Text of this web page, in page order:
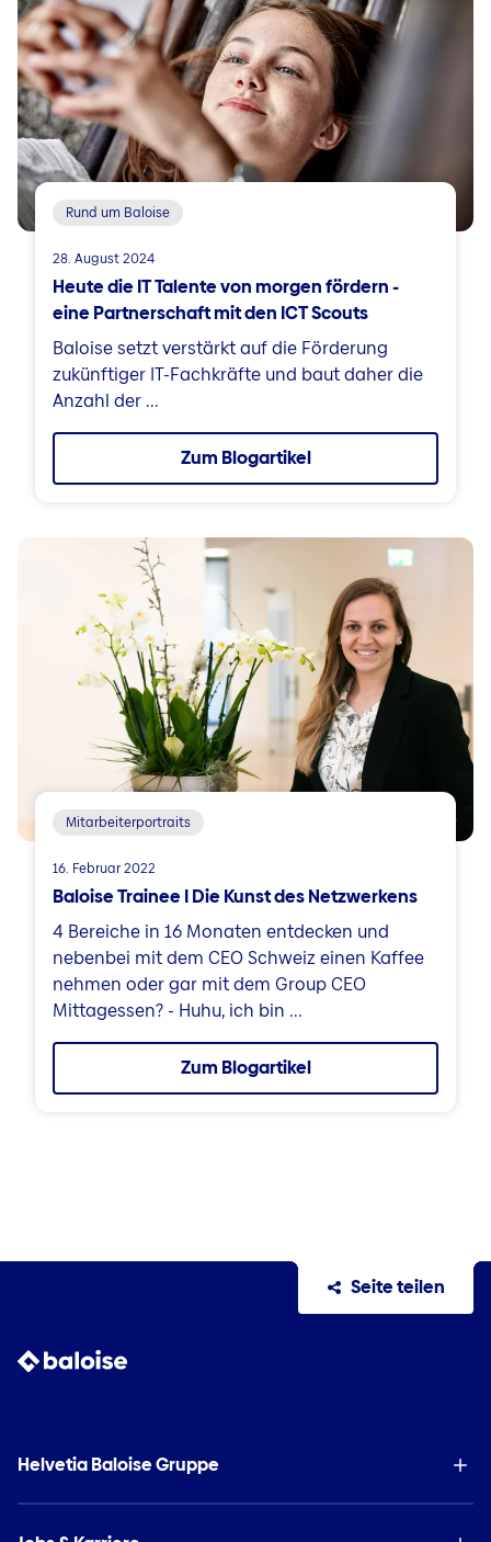
Rund um Baloise
28. August 2024
Heute die IT Talente von morgen fördern -
eine Partnerschaft mit den ICT Scouts
Baloise setzt verstärkt auf die Förderung
zukünftiger IT-Fachkräfte und baut daher die
Anzahl der ...
Zum Blogartikel
Mitarbeiterportraits
16. Februar 2022
Baloise Trainee I Die Kunst des Netzwerkens
4 Bereiche in 16 Monaten entdecken und
nebenbei mit dem CEO Schweiz einen Kaffee
nehmen oder gar mit dem Group CEO
Mittagessen? - Huhu, ich bin ...
Zum Blogartikel
Seite teilen
Helvetia Baloise Gruppe